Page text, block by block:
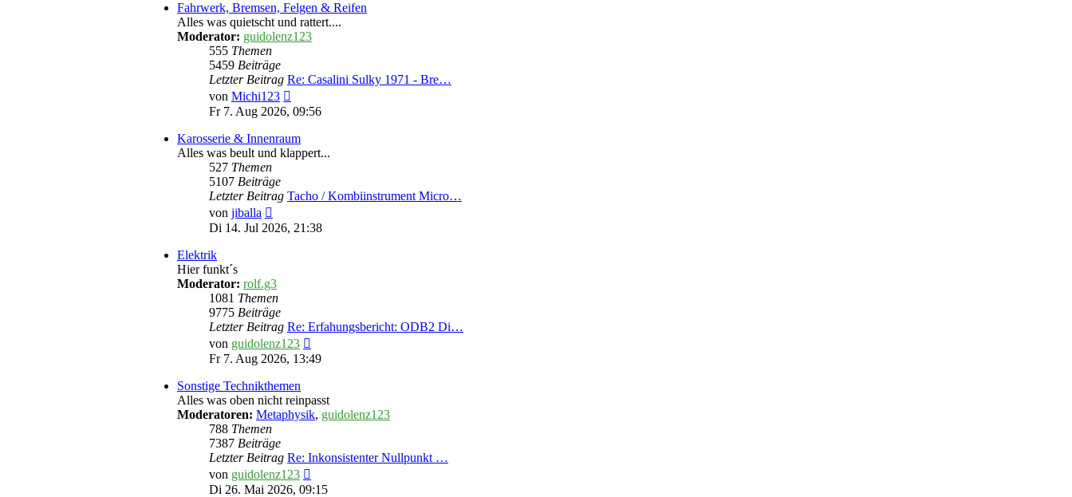
Fahrwerk, Bremsen, Felgen & Reifen
Alles was quietscht und rattert....
Moderator: guidolenz123
555 Themen
5459 Beiträge
Letzter Beitrag Re: Casalini Sulky 1971 - Bre…
von Michi123
Beitrag
Fr 7. Aug 2026, 09:56
Karosserie & Innenraum
Alles was beult und klappert...
527 Themen
5107 Beiträge
Letzter Beitrag Tacho / Kombiinstrument Micro…
von jiballa
Beitrag
Di 14. Jul 2026, 21:38
Elektrik
Hier funkt´s
Moderator: rolf.g3
1081 Themen
9775 Beiträge
Letzter Beitrag Re: Erfahungsbericht: ODB2 Di…
von guidolenz123
Beitrag
Fr 7. Aug 2026, 13:49
Sonstige Technikthemen
Alles was oben nicht reinpasst
Moderatoren: Metaphysik, guidolenz123
788 Themen
7387 Beiträge
Letzter Beitrag Re: Inkonsistenter Nullpunkt …
von guidolenz123
Beitrag
Di 26. Mai 2026, 09:15